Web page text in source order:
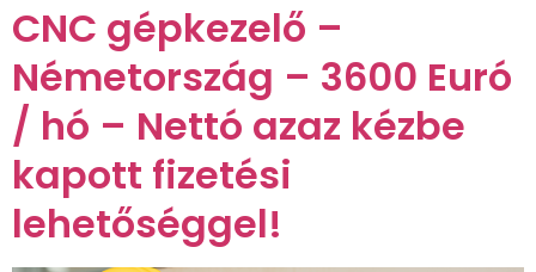
CNC gépkezelő –
Németország – 3600 Euró
/ hó – Nettó azaz kézbe
kapott fizetési
lehetőséggel!